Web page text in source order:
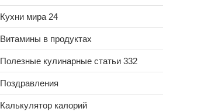
Кухни мира 24
Витамины в продуктах
Полезные кулинарные статьи 332
Поздравления
Калькулятор калорий